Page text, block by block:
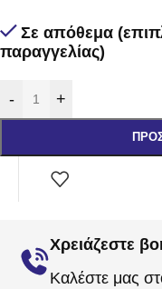
Σε απόθεμα
παραγγελίας)
- +
Χρειάζεστε
Καλέστε μας